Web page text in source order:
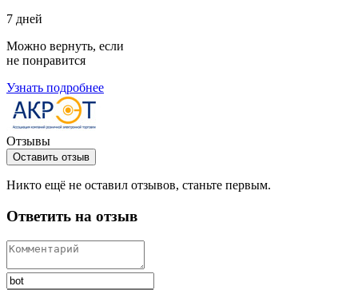
7 дней
Можно вернуть, если
не понравится
Узнать подробнее
Отзывы
Оставить отзыв
Никто ещё не оставил отзывов, станьте первым.
Ответить на отзыв